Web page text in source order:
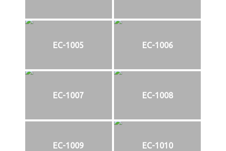
EC-1005 EC-1006
EC-1007 EC-1008
EC-1009 EC-1010